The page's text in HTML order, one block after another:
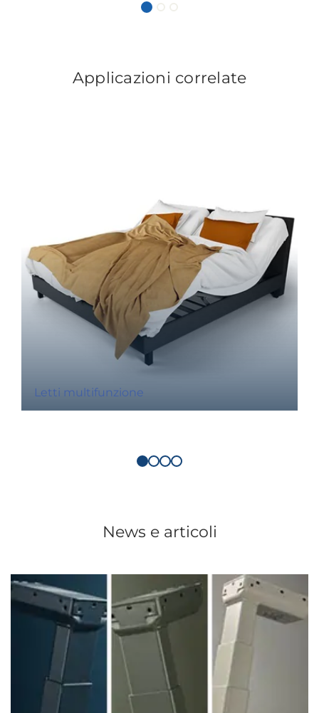
Applicazioni correlate
Letti multifunzione
News e articoli